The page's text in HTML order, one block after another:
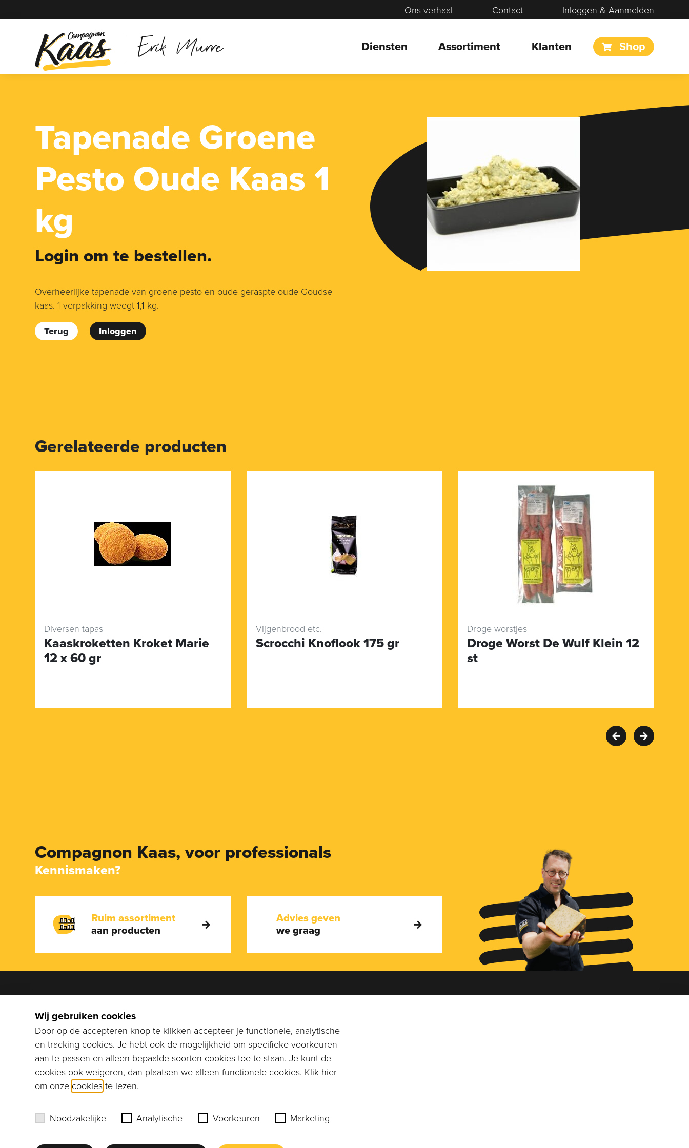
Ons verhaal Contact Inloggen & Aanmelden
Erik Murre Diensten Assortiment Klanten Shop
Tapenade Groene
Pesto Oude Kaas 1
kg
Login om te bestellen.
Overheerlijke tapenade van groene pesto en oude geraspte oude Goudse
kaas. 1 verpakking weegt 1,1 kg.
Terug Inloggen
Gerelateerde producten
Diversen tapas
Kaaskroketten Kroket Marie
12 x 60 gr
Vijgenbrood etc.
Scrocchi Knoflook 175 gr
Droge worstjes
Droge Worst De Wulf Klein 12
st
Compagnon Kaas,voor professionals
Kennismaken?
Ruim assortiment
aan producten
Advies geven
we graag
Erik Murre
Bel naar0113-269896of
stuur een email naar
info@compagnonkaas.nl
Wij gebruiken cookies
Door op de accepteren knop te klikken accepteer je functionele, analytische
en tracking cookies. Je hebt ook de mogelijkheid om specifieke voorkeuren
aan te passen en alleen bepaalde soorten cookies toe te staan. Je kunt de
cookies ook weigeren, dan plaatsen we alleen functionele cookies. Klik hier
om onze cookies te lezen.
Noodzakelijke Analytische Voorkeuren Marketing